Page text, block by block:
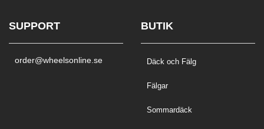
SUPPORT
order@wheelsonline.se
BUTIK
Däck och Fälg
Fälgar
Sommardäck